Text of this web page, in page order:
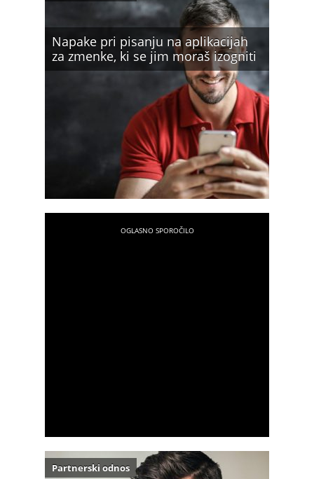
Napake pri pisanju na aplikacijah
za zmenke, ki se jim moraš izogniti
Partnerski odnos